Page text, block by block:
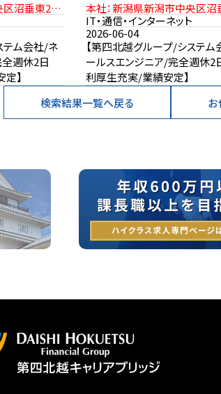
区沼垂東2-
」より徒
テム会社/ネ
全週休2日
】
本社：新潟県新潟市中央区
11-21 JR信越本線「新潟駅」
15分
IT・通信・インターネット
2026-06-04
【第四北越グループ/システ
ールスエンジニア/完全週休2
利厚生充実/業績安定】
検索結果一覧へ戻る